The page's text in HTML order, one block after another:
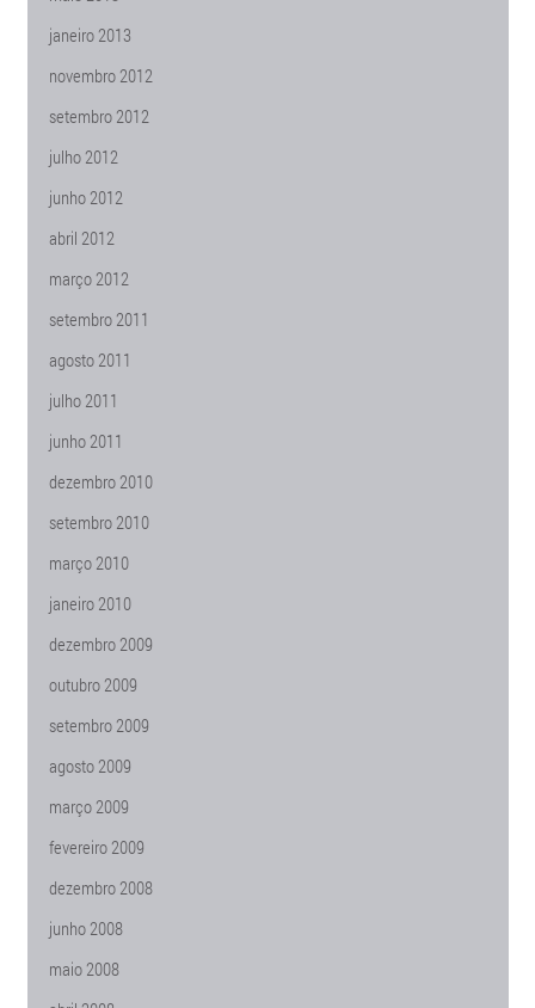
janeiro 2013
novembro 2012
setembro 2012
julho 2012
junho 2012
abril 2012
março 2012
setembro 2011
agosto 2011
julho 2011
junho 2011
dezembro 2010
setembro 2010
março 2010
janeiro 2010
dezembro 2009
outubro 2009
setembro 2009
agosto 2009
março 2009
fevereiro 2009
dezembro 2008
junho 2008
maio 2008